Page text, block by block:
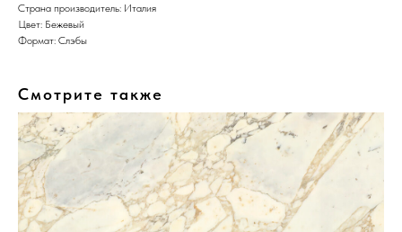
Страна производитель: Италия
Цвет: Бежевый
Формат: Слэбы
Смотрите также